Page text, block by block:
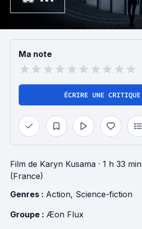
Ma note
ÉCRIRE UNE CRITIQUE
Film de Karyn Kusama · 1 h 33 min
(France)
Genres : Action, Science-fiction
Groupe : Æon Flux